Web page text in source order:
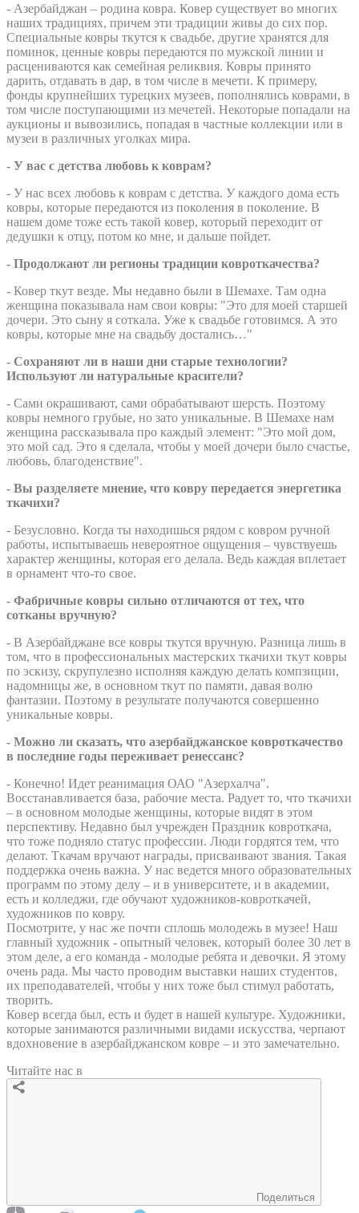
- Азербайджан – родина ковра. Ковер существует во многих
наших традициях, причем эти традиции живы до сих пор.
Специальные ковры ткутся к свадьбе, другие хранятся для
поминок, ценные ковры передаются по мужской линии и
расцениваются как семейная реликвия. Ковры принято
дарить, отдавать в дар, в том числе в мечети. К примеру,
фонды крупнейших турецких музеев, пополнялись коврами, в
том числе поступающими из мечетей. Некоторые попадали на
аукционы и вывозились, попадая в частные коллекции или в
музеи в различных уголках мира.
- У вас с детства любовь к коврам?
- У нас всех любовь к коврам с детства. У каждого дома есть
ковры, которые передаются из поколения в поколение. В
нашем доме тоже есть такой ковер, который переходит от
дедушки к отцу, потом ко мне, и дальше пойдет.
- Продолжают ли регионы традиции ковроткачества?
- Ковер ткут везде. Мы недавно были в Шемахе. Там одна
женщина показывала нам свои ковры: "Это для моей старшей
дочери. Это сыну я соткала. Уже к свадьбе готовимся. А это
ковры, которые мне на свадьбу достались…"
- Сохраняют ли в наши дни старые технологии?
Используют ли натуральные красители?
- Сами окрашивают, сами обрабатывают шерсть. Поэтому
ковры немного грубые, но зато уникальные. В Шемахе нам
женщина рассказывала про каждый элемент: "Это мой дом,
это мой сад. Это я сделала, чтобы у моей дочери было счастье,
любовь, благоденствие".
- Вы разделяете мнение, что ковру передается энергетика
ткачихи?
- Безусловно. Когда ты находишься рядом с ковром ручной
работы, испытываешь невероятное ощущения – чувствуешь
характер женщины, которая его делала. Ведь каждая вплетает
в орнамент что-то свое.
- Фабричные ковры сильно отличаются от тех, что
сотканы вручную?
- В Азербайджане все ковры ткутся вручную. Разница лишь в
том, что в профессиональных мастерских ткачихи ткут ковры
по эскизу, скрупулезно исполняя каждую делать компзиции,
надомницы же, в основном ткут по памяти, давая волю
фантазии. Поэтому в результате получаются совершенно
уникальные ковры.
- Можно ли сказать, что азербайджанское ковроткачество
в последние годы переживает ренессанс?
- Конечно! Идет реанимация ОАО "Азерхалча".
Восстанавливается база, рабочие места. Радует то, что ткачихи
– в основном молодые женщины, которые видят в этом
перспективу. Недавно был учрежден Праздник ковроткача,
что тоже подняло статус профессии. Люди гордятся тем, что
делают. Ткачам вручают награды, присваивают звания. Такая
поддержка очень важна. У нас ведется много образовательных
программ по этому делу – и в университете, и в академии,
есть и колледжи, где обучают художников-ковроткачей,
художников по ковру.
Посмотрите, у нас же почти сплошь молодежь в музее! Наш
главный художник - опытный человек, который более 30 лет в
этом деле, а его команда - молодые ребята и девочки. Я этому
очень рада. Мы часто проводим выставки наших студентов,
их преподавателей, чтобы у них тоже был стимул работать,
творить.
Ковер всегда был, есть и будет в нашей культуре. Художники,
которые занимаются различными видами искусства, черпают
вдохновение в азербайджанском ковре – и это замечательно.
Читайте нас в
Поделиться